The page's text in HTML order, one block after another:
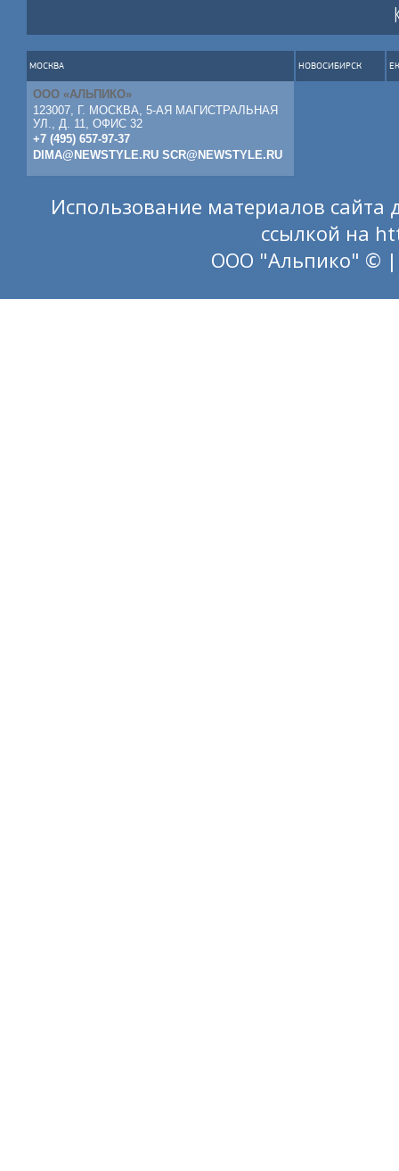
МОСКВА
ООО «АЛЬПИКО»
123007, Г. МОСКВА, 5-АЯ МАГИСТРАЛЬНАЯ
УЛ., Д. 11, ОФИС 32
+7 (495) 657-97-37
DIMA@NEWSTYLE.RU SCR@NEWSTYLE.RU
НОВОСИБИРСК
Использование материалов сайта
ссылкой на
ООО "Альпико" © |